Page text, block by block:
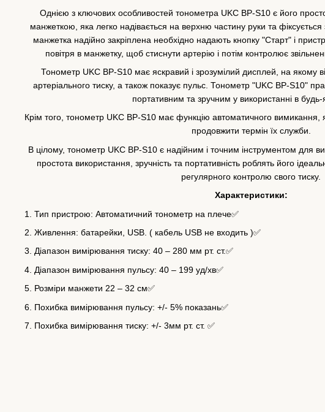
Однією з ключових особливостей тонометра UKC BP-S10 є його
манжеткою, яка легко надівається на верхню частину руки та
манжетка надійно закріплена необхідно надають кнопку "Старт" і
повітря в манжетку, щоб стиснути артерію і потім контролює
Тонометр UKC BP-S10 має яскравий і зрозумілий дисплей, на якому
артеріального тиску, а також показує пульс. Тонометр "UKC BP-S10"
портативним та зручним у використанні в будь-
Крім того, тонометр UKC BP-S10 має функцію автоматичного вимикання,
продовжити термін їх служби.
В цілому, тонометр UKC BP-S10 є надійним і точним інструментом для
простота використання, зручність та портативність роблять його
регулярного контролю свого тиску.
Характеристики:
Тип пристрою: Автоматичний тонометр на плече✅
Живлення: батарейки, USB. ( кабель USB не входить )✅
Діапазон вимірювання тиску: 40 – 280 мм рт. ст.✅
Діапазон вимірювання пульсу: 40 – 199 уд/хв✅
Розміри манжети 22 – 32 см✅
Похибка вимірювання пульсу: +/- 5% показань✅
Похибка вимірювання тиску: +/- 3мм рт. ст. ✅